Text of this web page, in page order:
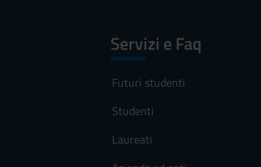
Servizi e Faq
Futuri studenti
Studenti
Laureati